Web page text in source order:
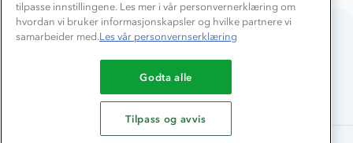
Du betaler enkelt med
tilpasse innstillingene. Les mer i vår personvernerklæring om
hvordan vi bruker informasjonskapsler og hvilke partnere vi
samarbeider med.Les vår personvernserklæring
Godta alle
Tilpass og avvis